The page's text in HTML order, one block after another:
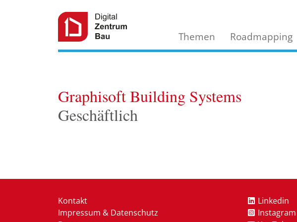
Themen Roadmapping
Graphisoft Building Systems
Geschäftlich
Kontakt
Impressum & Datenschutz
Linkedin
Instagram